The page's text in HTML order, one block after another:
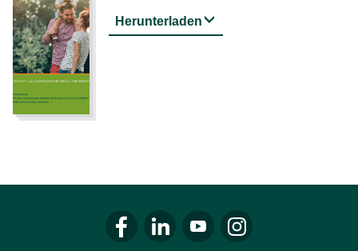
Herunterladen
Zum Facebook von LALUX gehen
Zum LinkedIn von LALUX gehen
Zum YouTube von LALUX
Zum Instagram von